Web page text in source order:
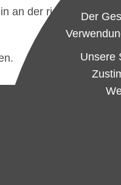
Der
Unsere
an der rich­tigen Stelle.